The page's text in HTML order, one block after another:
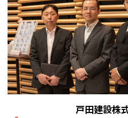
戸田建設株